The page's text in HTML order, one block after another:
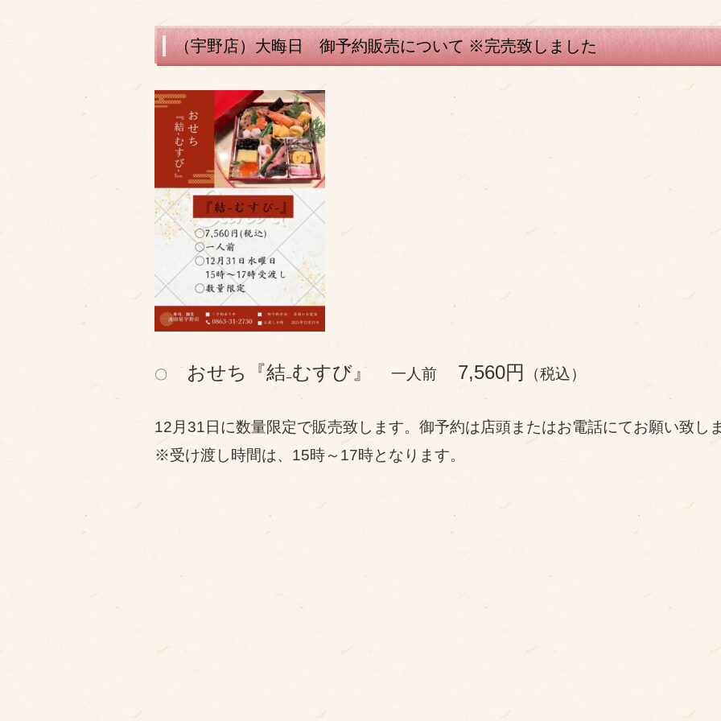
（宇野店）大晦日 御予約販売について ※完売致しました
〇 おせち『結₋むすび』 一人前 7,560円 （税込）
12月31日に数量限定で販売致します。御予約は店頭またはお電話にてお願い致し
※受け渡し時間は、15時～17時となります。